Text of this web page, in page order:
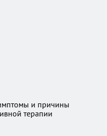
и причины
терапии